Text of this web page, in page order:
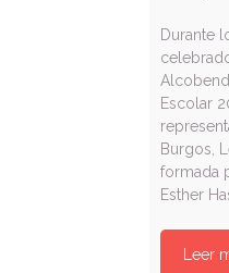
Durante
Escolar
Burgos,
formada
Esther
Leer